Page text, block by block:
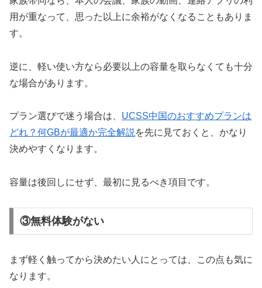
用が重なって、思った以上に余裕がなくなることもありま
す。
逆に、軽い使い方なら必要以上の容量を取らなくても十分
な場合があります。
プラン選びで迷う場合は、 UCSS中国のおすすめプランは
どれ？何GBが最適か完全解説を先に見ておくと、かなり
決めやすくなります。
容量は後回しにせず、最初に見るべき項目です。
③無料体験がない
まず軽く触ってから決めたい人にとっては、この点も気に
なります。